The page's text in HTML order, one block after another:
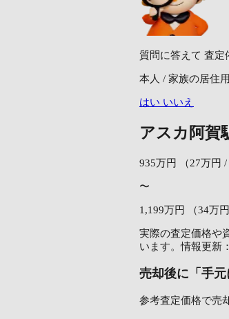
質問に答えて 査定
本人 / 家族の居住
はい いいえ
アスカ阿賀
935万円 （27万円 /
〜
1,199万円 （34万
実際の査定価格や
います。情報更新
売却後に「手
参考査定価格で売